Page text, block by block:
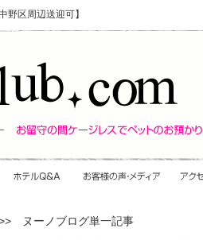
野区周辺送迎可】
ヌーノブログ単一記事